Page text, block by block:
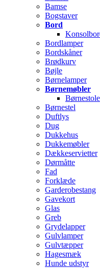
Bamse
Bogstaver
Bord
Bordlamper
Bordskåner
Brødkurv
Bøjle
Børnelamper
Børnemøbler
Børnestole
Børnestel
Duftlys
Dug
Dukkehus
Dukkemøbler
Dækkeservietter
Dørmåtte
Fad
Forklæde
Garderobestang
Gavekort
Glas
Greb
Grydelapper
Gulvlamper
Gulvtæpper
Hagesmæk
Hunde udstyr